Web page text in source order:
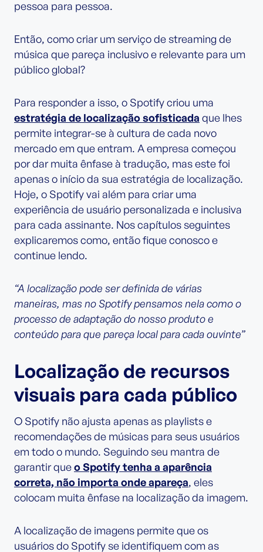
pessoa para pessoa.
Então, como criar um serviço de streaming de
música que pareça inclusivo e relevante para um
público global?
Para responder a isso, o Spotify criou uma
estratégia de localização sofisticada que lhes
permite integrar-se à cultura de cada novo
mercado em que entram. A empresa começou
por dar muita ênfase à tradução, mas este foi
apenas o início da sua estratégia de localização.
Hoje, o Spotify vai além para criar uma
experiência de usuário personalizada e inclusiva
para cada assinante. Nos capítulos seguintes
explicaremos como, então fique conosco e
continue lendo.
“A localização pode ser definida de várias
maneiras, mas no Spotify pensamos nela como o
processo de adaptação do nosso produto e
conteúdo para que pareça local para cada ouvinte”
Localização de recursos
visuais para cada público
O Spotify não ajusta apenas as playlists e
recomendações de músicas para seus usuários
em todo o mundo. Seguindo seu mantra de
garantir queo Spotify tenha a aparência
correta, não importa onde apareça, eles
colocam muita ênfase na localização da imagem.
A localização de imagens permite que os
usuários do Spotify se identifiquem com as